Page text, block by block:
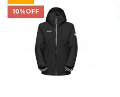
10%OFF